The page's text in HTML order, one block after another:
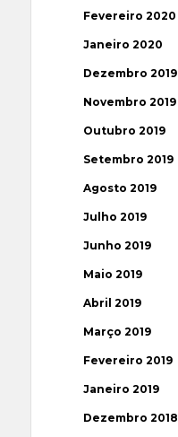
Fevereiro 2020
Janeiro 2020
Dezembro 2019
Novembro 2019
Outubro 2019
Setembro 2019
Agosto 2019
Julho 2019
Junho 2019
Maio 2019
Abril 2019
Março 2019
Fevereiro 2019
Janeiro 2019
Dezembro 2018